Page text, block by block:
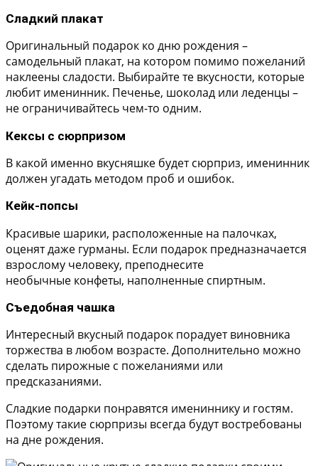
Сладкий плакат
Оригинальный подарок ко дню рождения –
самодельный плакат, на котором помимо пожеланий
наклеены сладости. Выбирайте те вкусности, которые
любит именинник. Печенье, шоколад или леденцы –
не ограничивайтесь чем-то одним.
Кексы с сюрпризом
В какой именно вкусняшке будет сюрприз, именинник
должен угадать методом проб и ошибок.
Кейк-попсы
Красивые шарики, расположенные на палочках,
оценят даже гурманы. Если подарок предназначается
взрослому человеку, преподнесите
необычные конфеты, наполненные спиртным.
Съедобная чашка
Интересный вкусный подарок порадует виновника
торжества в любом возрасте. Дополнительно можно
сделать пирожные с пожеланиями или
предсказаниями.
Сладкие подарки понравятся имениннику и гостям.
Поэтому такие сюрпризы всегда будут востребованы
на дне рождения.